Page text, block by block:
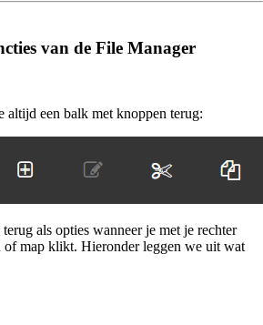
van de File Manager
altijd een balk met knoppen terug:
als opties wanneer je met je rechter
of map klikt. Hieronder leggen we uit wat